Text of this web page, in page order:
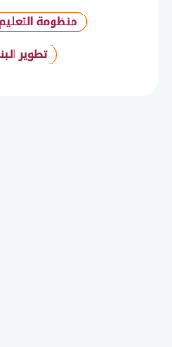
منظومة
تطوير